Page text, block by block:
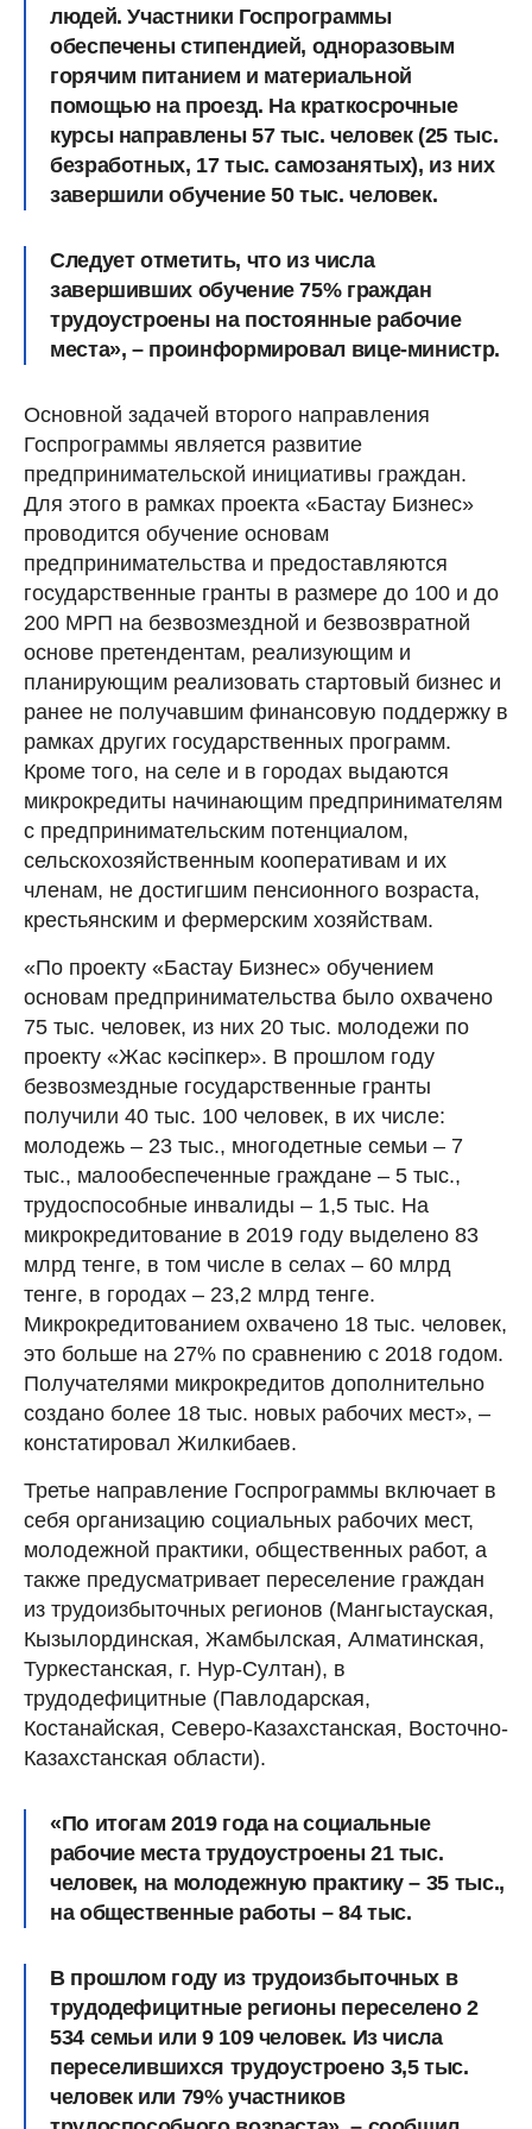
людей. Участники Госпрограммы
обеспечены стипендией, одноразовым
горячим питанием и материальной
помощью на проезд. На краткосрочные
курсы направлены 57 тыс. человек (25 тыс.
безработных, 17 тыс. самозанятых), из них
завершили обучение 50 тыс. человек.
Следует отметить, что из числа
завершивших обучение 75% граждан
трудоустроены на постоянные рабочие
места», – проинформировал вице-министр.
Основной задачей второго направления
Госпрограммы является развитие
предпринимательской инициативы граждан.
Для этого в рамках проекта «Бастау Бизнес»
проводится обучение основам
предпринимательства и предоставляются
государственные гранты в размере до 100 и до
200 МРП на безвозмездной и безвозвратной
основе претендентам, реализующим и
планирующим реализовать стартовый бизнес и
ранее не получавшим финансовую поддержку в
рамках других государственных программ.
Кроме того, на селе и в городах выдаются
микрокредиты начинающим предпринимателям
с предпринимательским потенциалом,
сельскохозяйственным кооперативам и их
членам, не достигшим пенсионного возраста,
крестьянским и фермерским хозяйствам.
«По проекту «Бастау Бизнес» обучением
основам предпринимательства было охвачено
75 тыс. человек, из них 20 тыс. молодежи по
проекту «Жас кәсіпкер». В прошлом году
безвозмездные государственные гранты
получили 40 тыс. 100 человек, в их числе:
молодежь – 23 тыс., многодетные семьи – 7
тыс., малообеспеченные граждане – 5 тыс.,
трудоспособные инвалиды – 1,5 тыс. На
микрокредитование в 2019 году выделено 83
млрд тенге, в том числе в селах – 60 млрд
тенге, в городах – 23,2 млрд тенге.
Микрокредитованием охвачено 18 тыс. человек,
это больше на 27% по сравнению с 2018 годом.
Получателями микрокредитов дополнительно
создано более 18 тыс. новых рабочих мест», –
констатировал Жилкибаев.
Третье направление Госпрограммы включает в
себя организацию социальных рабочих мест,
молодежной практики, общественных работ, а
также предусматривает переселение граждан
из трудоизбыточных регионов (Мангыстауская,
Кызылординская, Жамбылская, Алматинская,
Туркестанская, г. Нур-Султан), в
трудодефицитные (Павлодарская,
Костанайская, Северо-Казахстанская, Восточно-
Казахстанская области).
«По итогам 2019 года на социальные
рабочие места трудоустроены 21 тыс.
человек, на молодежную практику – 35 тыс.,
на общественные работы – 84 тыс.
В прошлом году из трудоизбыточных в
трудодефицитные регионы переселено 2
534 семьи или 9 109 человек. Из числа
переселившихся трудоустроено 3,5 тыс.
человек или 79% участников